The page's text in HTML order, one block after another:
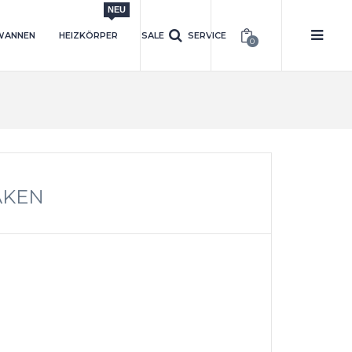
HEIZKÖRPER
NEU
SALE SERVICE
0